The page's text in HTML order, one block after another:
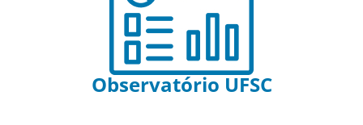
Observatório UFSC